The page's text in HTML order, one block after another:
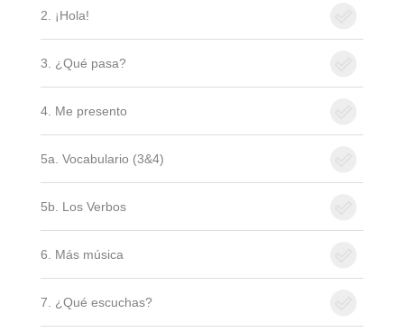
2. ¡Hola!
3. ¿Qué pasa?
4. Me presento
5a. Vocabulario (3&4)
5b. Los Verbos
6. Más música
7. ¿Qué escuchas?